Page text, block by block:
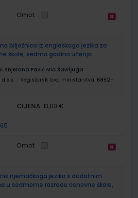
Omot
bilježnica iz engleskoga jezika za
škole, sedma godina učenja
Snježana Pavić Mia Šavrljuga
d.o.o. Registarski broj ministarstva: 6852-
CIJENA: 13,00 €
Omot
njemačkoga jezika s dodatnim
u sedmome razredu osnovne škole,